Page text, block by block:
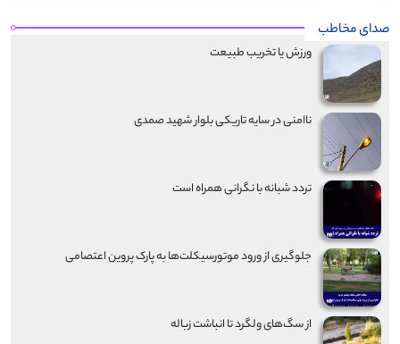
صدای مخاطب
ورزش یا تخریب طبیعت
ناامنی در سایه تاریکی بلوار شهید صمدی
تردد شبانه با نگرانی همراه است
جلوگیری از ورود موتورسیکلت‌ها به پارک پروین اعتصامی
از سگ‌های ولگرد تا انباشت زباله